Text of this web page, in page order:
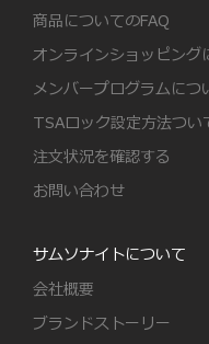
商品についてのFAQ
オンラインショッピング
メンバープログラムにつ
TSAロック設定方法つい
注文状況を確認する
お問い合わせ
サムソナイトについて
会社概要
ブランドストーリー